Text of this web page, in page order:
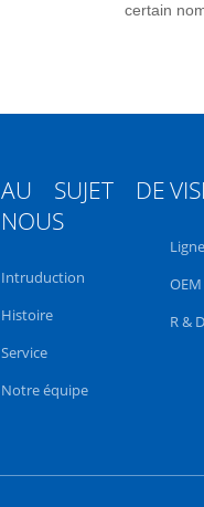
certain
AU SUJET DE
NOUS
Intruduction
Histoire
Service
Notre équipe
R & D